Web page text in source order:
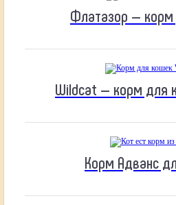
Флатазор —
Wildcat — корм для
Корм Адванс